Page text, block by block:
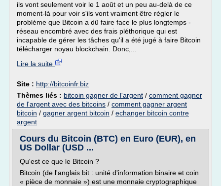
ils vont seulement voir le 1 août et un peu au-delà de ce
moment-là pour voir s'ils vont vraiment être régler le
problème que Bitcoin a dû faire face le plus longtemps -
réseau encombré avec des frais pléthorique qui est
incapable de gérer les tâches qu'il a été jugé à faire Bitcoin
télécharger noyau blockchain. Donc,...
Lire la suite
Site : http://bitcoinfr.biz
Thèmes liés : bitcoin gagner de l'argent / comment gagner
de l'argent avec des bitcoins / comment gagner argent
bitcoin / gagner argent bitcoin / echanger bitcoin contre
argent
Cours du Bitcoin (BTC) en Euro (EUR), en
US Dollar (USD ...
Qu'est ce que le Bitcoin ?
Bitcoin (de l'anglais bit : unité d'information binaire et coin
« pièce de monnaie ») est une monnaie cryptographique